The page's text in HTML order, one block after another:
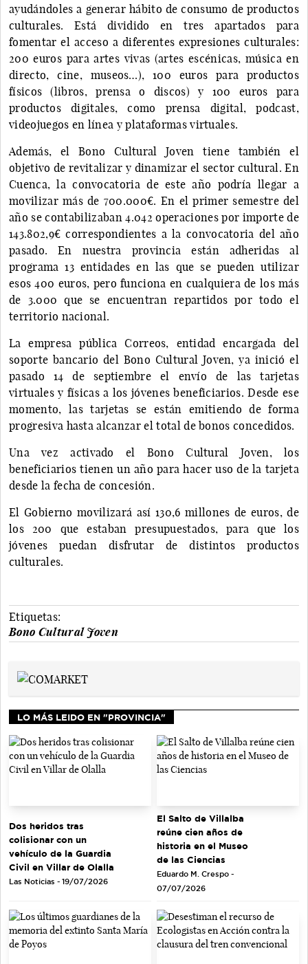
ayudándoles a generar hábito de consumo de productos
culturales. Está dividido en tres apartados para
fomentar el acceso a diferentes expresiones culturales:
200 euros para artes vivas (artes escénicas, música en
directo, cine, museos…), 100 euros para productos
físicos (libros, prensa o discos) y 100 euros para
productos digitales, como prensa digital, podcast,
videojuegos en línea y plataformas virtuales.
Además, el Bono Cultural Joven tiene también el
objetivo de revitalizar y dinamizar el sector cultural. En
Cuenca, la convocatoria de este año podría llegar a
movilizar más de 700.000€. En el primer semestre del
año se contabilizaban 4.042 operaciones por importe de
143.802,9€ correspondientes a la convocatoria del año
pasado. En nuestra provincia están adheridas al
programa 13 entidades en las que se pueden utilizar
esos 400 euros, pero funciona en cualquiera de los más
de 3.000 que se encuentran repartidos por todo el
territorio nacional.
La empresa pública Correos, entidad encargada del
soporte bancario del Bono Cultural Joven, ya inició el
pasado 14 de septiembre el envío de las tarjetas
virtuales y físicas a los jóvenes beneficiarios. Desde ese
momento, las tarjetas se están emitiendo de forma
progresiva hasta alcanzar el total de bonos concedidos.
Una vez activado el Bono Cultural Joven, los
beneficiarios tienen un año para hacer uso de la tarjeta
desde la fecha de concesión.
El Gobierno movilizará así 130,6 millones de euros, de
los 200 que estaban presupuestados, para que los
jóvenes puedan disfrutar de distintos productos
culturales.
Etiquetas:
Bono Cultural Joven
LO MÁS LEIDO EN "PROVINCIA"
Dos heridos tras
colisionar con un
vehículo de la Guardia
Civil en Villar de Olalla
Las Noticias - 19/07/2026
El Salto de Villalba
reúne cien años de
historia en el Museo
de las Ciencias
Eduardo M. Crespo -
07/07/2026